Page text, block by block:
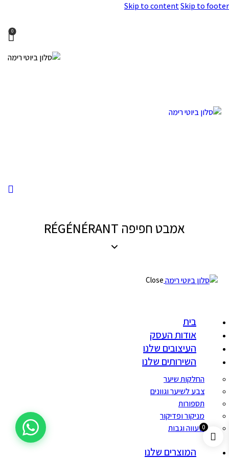
0
Skip to contentSkip to footer
0
אמבט חפיפה RÉGÉNÉRANT
Close
בית
אודות העסק
העיצובים שלנו
השירותים שלנו
החלקות שיער
צבע לשיער וגוונים
תספורות
מניקור ופדיקור
שעווה וגבות
המוצרים שלנו